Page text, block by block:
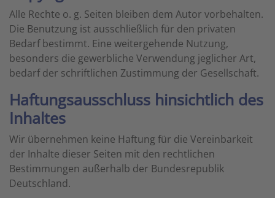
Alle Rechte o. g. Seiten bleiben dem Autor vorbehalten.
Die Benutzung ist ausschließlich für den privaten
Bedarf bestimmt. Eine weitergehende Nutzung,
besonders die gewerbliche Verwendung jeglicher Art,
bedarf der schriftlichen Zustimmung der Gesellschaft.
Haftungsausschluss hinsichtlich des
Inhaltes
Wir übernehmen keine Haftung für die Vereinbarkeit
der Inhalte dieser Seiten mit den rechtlichen
Bestimmungen außerhalb der Bundesrepublik
Deutschland.